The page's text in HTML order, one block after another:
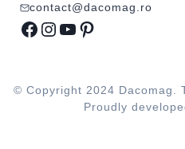
contact@dacomag.ro
Facebook
Instagram
YouTube
Pinterest
© Copyright 2024 Dacomag.
Proudly